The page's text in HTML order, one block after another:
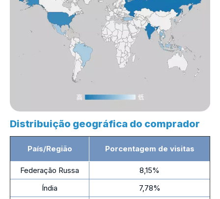
Distribuição geográfica do comprador
País/Região Porcentagem de visitas
Federação Russa
8,15%
Índia
7,78%